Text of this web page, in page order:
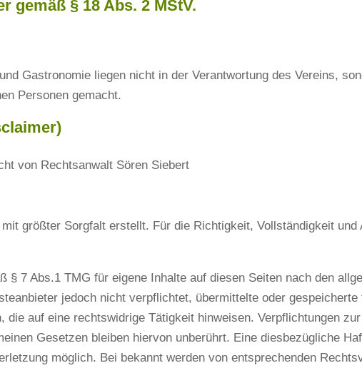
gemäß § 18 Abs. 2 MStV.
Gastronomie liegen nicht in der Verantwortung des Vereins,
Personen gemacht.
von Rechtsanwalt Sören Siebert
größter Sorgfalt erstellt. Für die Richtigkeit, Vollständigkeit
§ 7 Abs.1 TMG für eigene Inhalte auf diesen Seiten nach den
jedoch nicht verpflichtet, übermittelte oder
die auf eine rechtswidrige Tätigkeit hinweisen. Verpflichtungen
Gesetzen bleiben hiervon unberührt. Eine diesbezügliche
möglich. Bei bekannt werden von entsprechenden